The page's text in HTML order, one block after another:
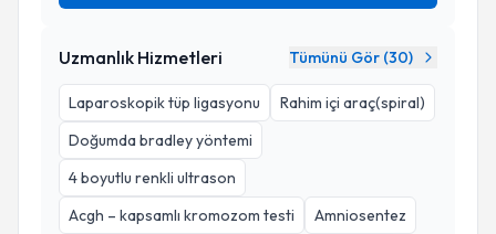
Uzmanlık Hizmetleri Tümünü Gör (30)
Laparoskopik tüp ligasyonu
Rahim içi araç(spiral)
Doğumda bradley yöntemi
4 boyutlu renkli ultrason
Acgh – kapsamlı kromozom testi
Amniosentez